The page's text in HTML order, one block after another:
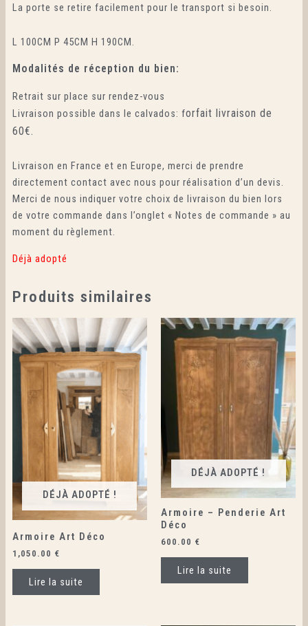
La porte se retire facilement pour le transport si besoin.
L 100CM P 45CM H 190CM.
Modalités de réception du bien:
Retrait sur place sur rendez-vous
Livraison possible dans le calvados: forfait livraison de
60€.
Livraison en France et en Europe, merci de prendre
directement contact avec nous pour réalisation d’un devis.
Merci de nous indiquer votre choix de livraison du bien lors
de votre commande dans l’onglet « Notes de commande » au
moment du règlement.
Déjà adopté
Produits similaires
DÉJÀ ADOPTÉ !
Armoire Art Déco
1,050.00 €
Lire la suite
DÉJÀ ADOPTÉ !
Armoire – Penderie Art
Déco
600.00 €
Lire la suite